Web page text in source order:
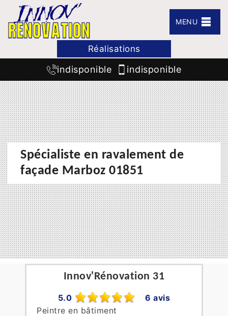
MENU
Réalisations
indisponible indisponible
Spécialiste en ravalement de
façade Marboz 01851
Innov'Rénovation 31
5.0
6 avis
Peintre en bâtiment